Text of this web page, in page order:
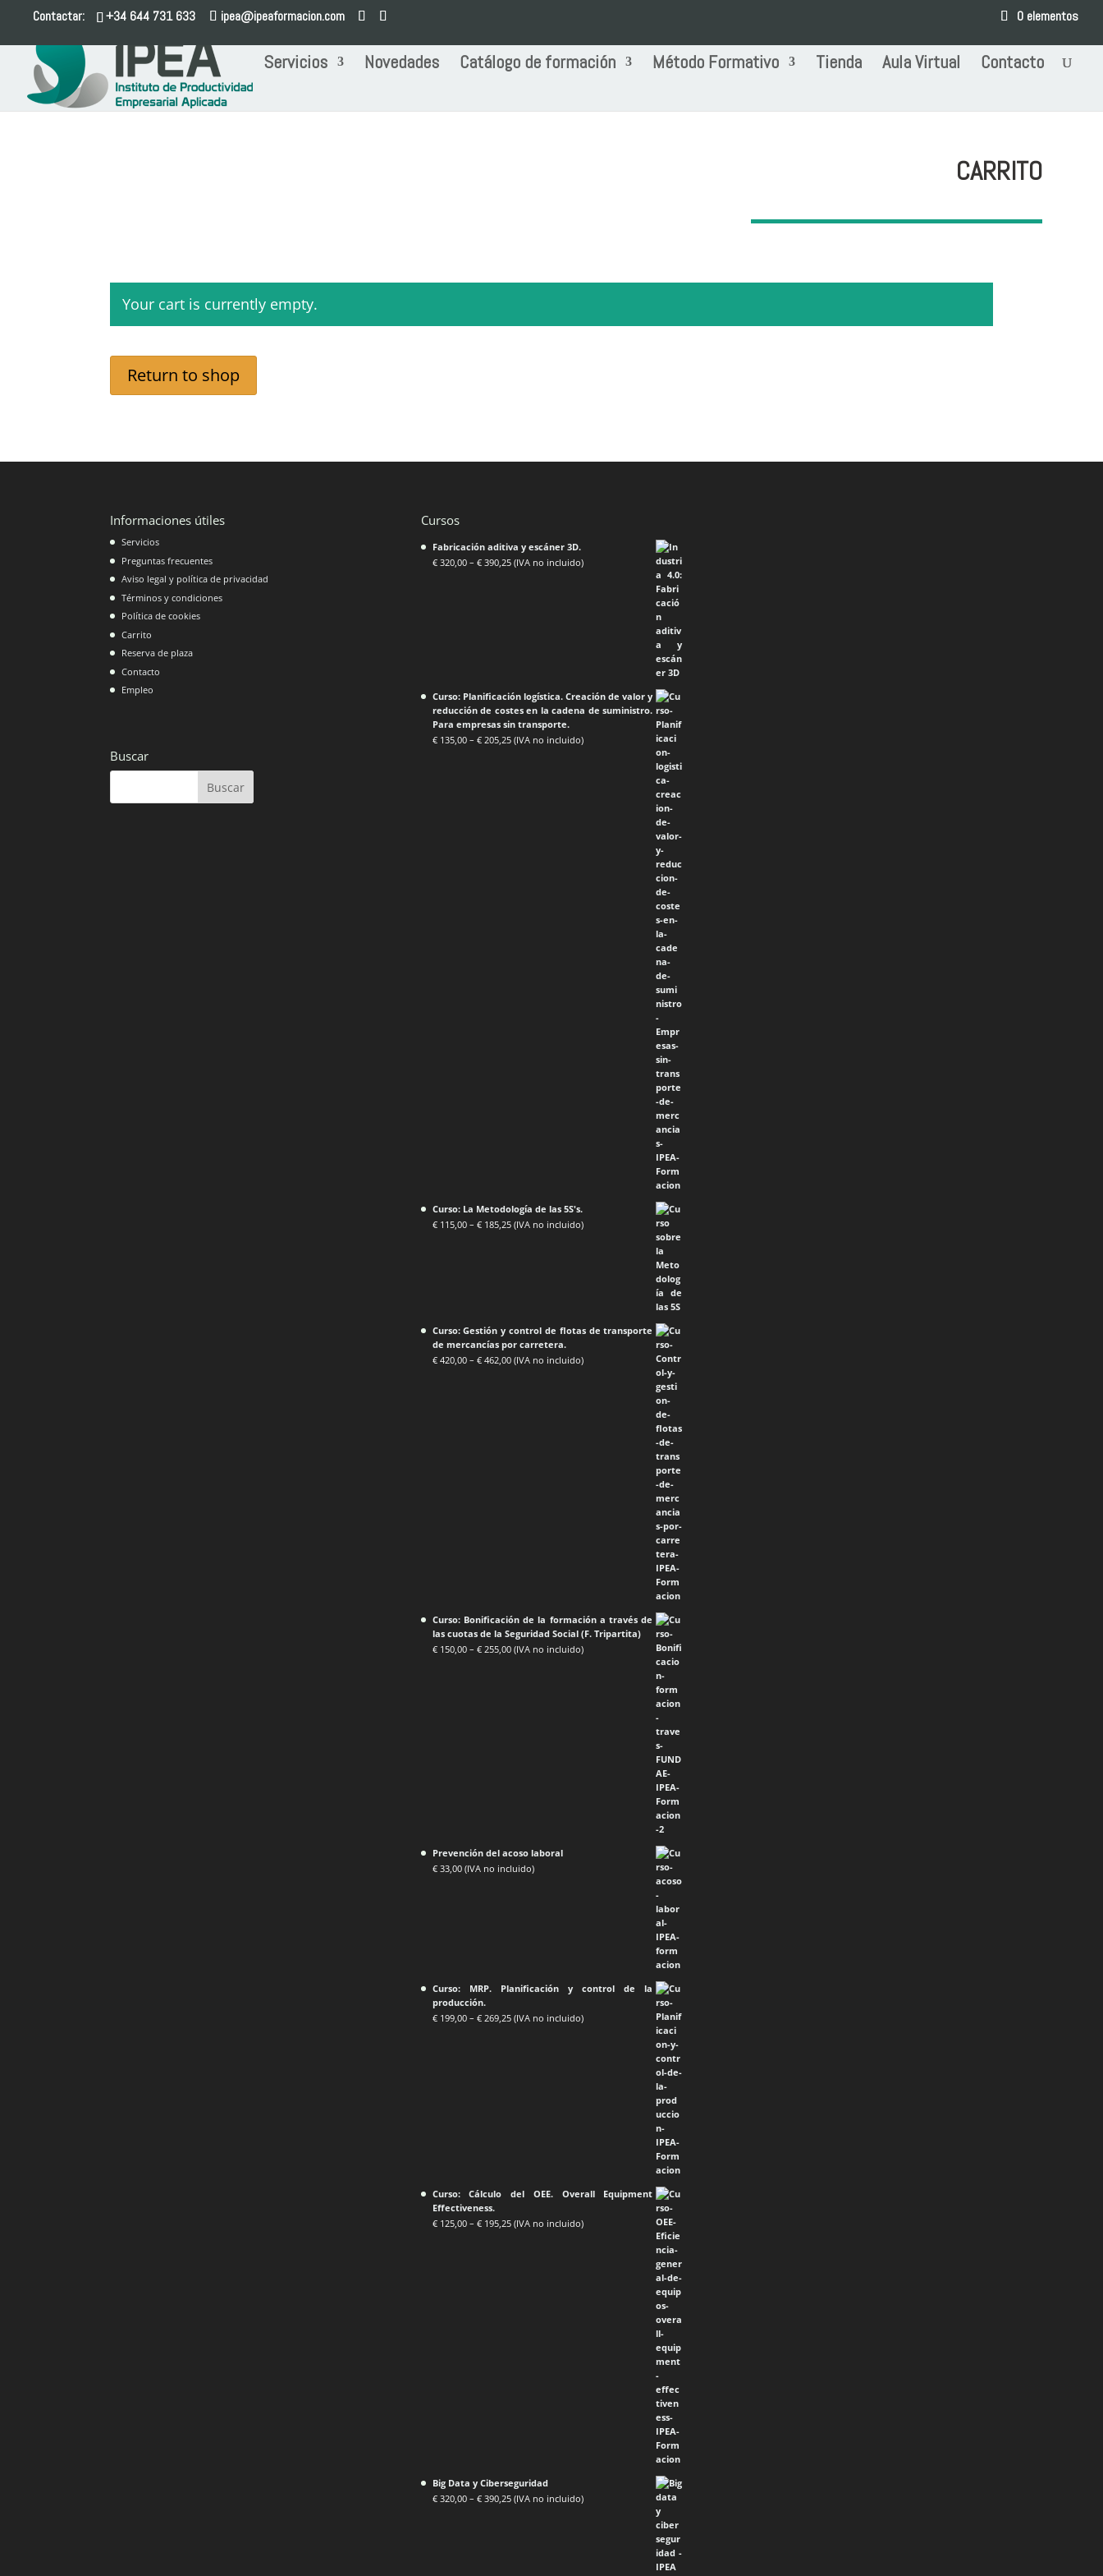
Contactar: +34 644 731 633 ipea@ipeaformacion.com 0 elementos
Servicios Novedades Catálogo de formación Método Formativo Tienda Aula Virtual Contacto
CARRITO
Your cart is currently empty.
Return to shop
Informaciones útiles
Servicios
Preguntas frecuentes
Aviso legal y política de privacidad
Términos y condiciones
Política de cookies
Carrito
Reserva de plaza
Contacto
Empleo
Buscar
Cursos
Fabricación aditiva y escáner 3D.
€320,00– €390,25 (IVA no incluido)
Curso: Planificación logística. Creación de valor y
reducción de costes en la cadena de suministro.
Para empresas sin transporte.
€135,00– €205,25 (IVA no incluido)
Curso: La Metodología de las 5S's.
€115,00– €185,25 (IVA no incluido)
Curso: Gestión y control de flotas de transporte
de mercancías por carretera.
€420,00– €462,00 (IVA no incluido)
Curso: Bonificación de la formación a través de
las cuotas de la Seguridad Social (F. Tripartita)
€150,00– €255,00 (IVA no incluido)
Prevención del acoso laboral
€33,00 (IVA no incluido)
Curso: MRP. Planificación y control de la
producción.
€199,00– €269,25 (IVA no incluido)
Curso: Cálculo del OEE. Overall Equipment
Effectiveness.
€125,00– €195,25 (IVA no incluido)
Big Data y Ciberseguridad
€320,00– €390,25 (IVA no incluido)